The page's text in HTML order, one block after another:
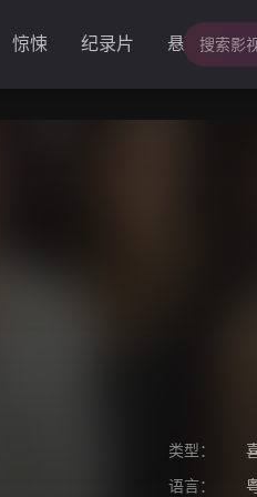
惊悚 纪录片 悬疑
类型：
语言：